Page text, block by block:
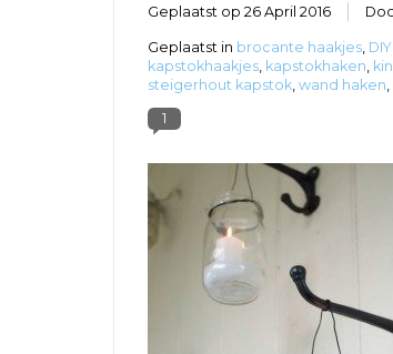
Geplaatst op 26 April 2016
Geplaatst in brocante haakjes, DIY
kapstokhaakjes, kapstokhaken,
steigerhout kapstok, wand haken,
1